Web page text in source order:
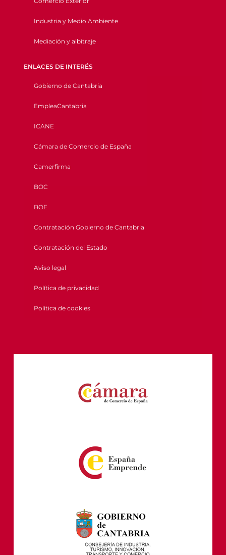
Industria y Medio Ambiente
Mediación y albitraje
ENLACES DE INTERÉS
Gobierno de Cantabria
EmpleaCantabria
ICANE
Cámara de Comercio de España
Camerfirma
BOC
BOE
Contratación Gobierno de Cantabria
Contratación del Estado
Aviso legal
Política de privacidad
Política de cookies